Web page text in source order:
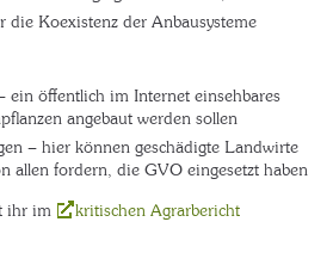
die Koexistenz der Anbausysteme
ein öffentlich im Internet einsehbares
angebaut werden sollen
– hier können geschädigte Landwirte
allen fordern, die GVO eingesetzt haben
ihr im
kritischen Agrarbericht